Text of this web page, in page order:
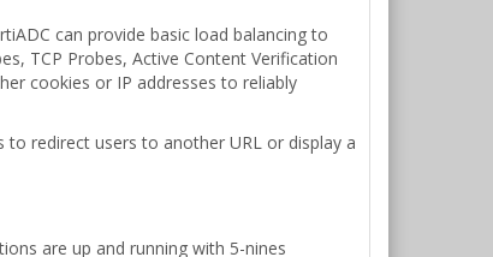
can provide basic load balancing to
TCP Probes, Active Content Verification
cookies or IP addresses to reliably
to redirect users to another URL or display a
are up and running with 5-nines